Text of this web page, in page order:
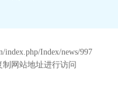
index.php/Index/news/997
网站地址进行访问